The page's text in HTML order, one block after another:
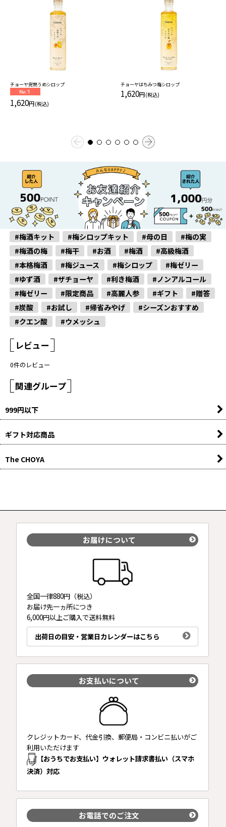
チョーヤ完熟うめシロップ
1,620円(税込)
チョーヤはちみつ梅シロップ
1,620円(税込)
#梅酒キット #梅シロップキット #母の日
#梅の実
#梅酒の梅
#梅干 #お酒 #梅酒
#高級梅酒
#本格梅酒
#梅ジュース #梅シロップ
#梅ゼリー
#ゆず酒
#ザチョーヤ #利き梅酒
#ノンアルコール
#梅ゼリー
#限定商品 #高麗人参 #ギフト
#贈答
#炭酸
#お試し #帰省みやげ
#シーズンおすすめ
#クエン酸
#ウメッシュ
レビュー
0件のレビュー
関連グループ
999円以下
ギフト対応商品
The CHOYA
お届けについて
全国一律880円（税込）
お届け先一ヵ所につき
6,000円以上ご購入で送料無料
出荷日の目安・営業日カレンダーはこちら
お支払いについて
クレジットカード、代金引換、郵便局・コンビニ払いがご
利用いただけます
【おうちでお支払い】ウォレット請求書払い（スマホ
決済）対応
お電話でのご注文